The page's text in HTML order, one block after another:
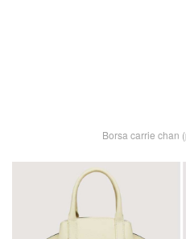
Borsa carrie chan